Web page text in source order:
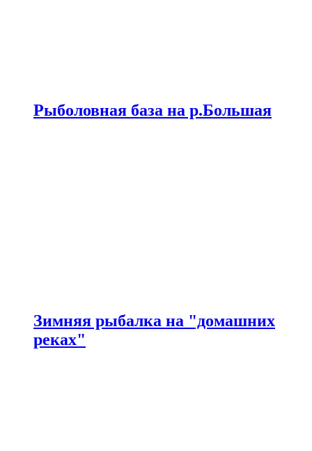
Рыболовная база на р.Большая
Зимняя рыбалка на "домашних
реках"